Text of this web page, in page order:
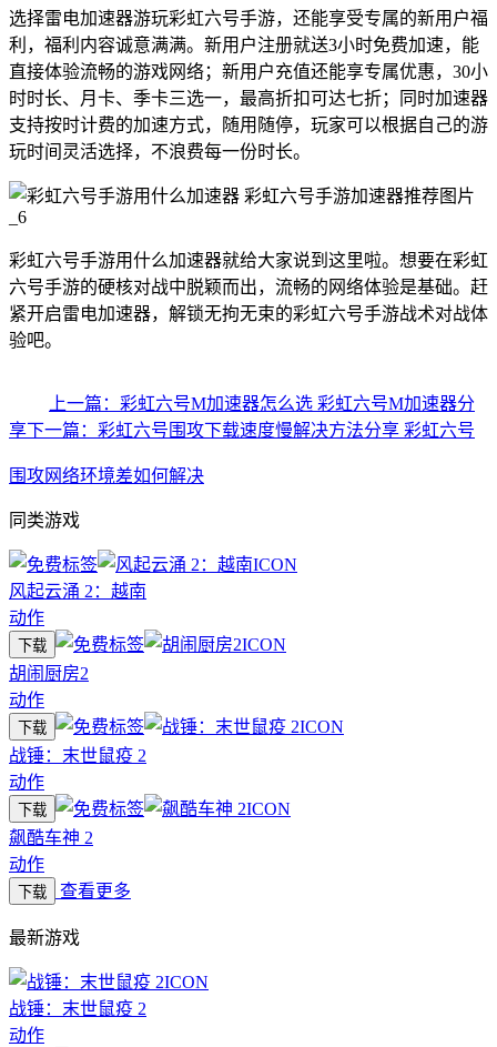
选择雷电加速器游玩彩虹六号手游，还能享受专属的新用户福
利，福利内容诚意满满。新用户注册就送3小时免费加速，能
直接体验流畅的游戏网络；新用户充值还能享专属优惠，30小
时时长、月卡、季卡三选一，最高折扣可达七折；同时加速器
支持按时计费的加速方式，随用随停，玩家可以根据自己的游
玩时间灵活选择，不浪费每一份时长。
彩虹六号手游用什么加速器就给大家说到这里啦。想要在彩虹
六号手游的硬核对战中脱颖而出，流畅的网络体验是基础。赶
紧开启雷电加速器，解锁无拘无束的彩虹六号手游战术对战体
验吧。
上一篇：彩虹六号M加速器怎么选 彩虹六号M加速器分
享下一篇：彩虹六号围攻下载速度慢解决方法分享 彩虹六号
围攻网络环境差如何解决
同类游戏
风起云涌 2：越南
动作
下载
胡闹厨房2
动作
下载
战锤：末世鼠疫 2
动作
下载
飙酷车神 2
动作
下载 查看更多
最新游戏
战锤：末世鼠疫 2
动作